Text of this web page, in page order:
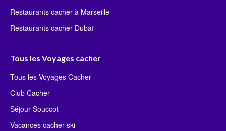
Restaurants cacher à Marseille
Restaurants cacher Dubaï
Tous les Voyages cacher
Tous les Voyages Cacher
Club Cacher
Séjour Souccot
Vacances cacher ski